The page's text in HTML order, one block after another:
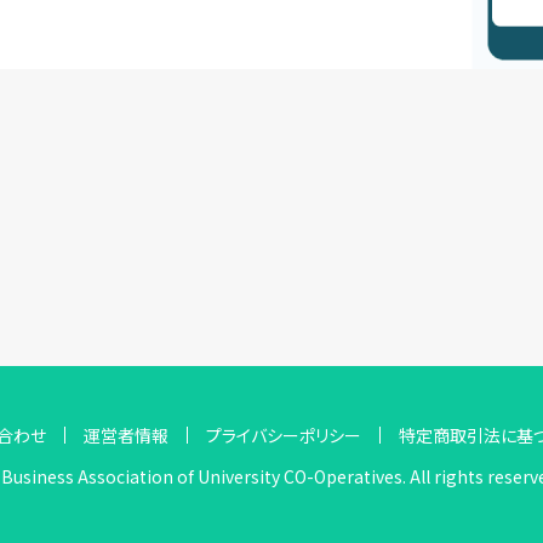
わせ 運営者情報 プライバシーポリシー
特定商取引法に基
Association of University CO-Operatives. All rights